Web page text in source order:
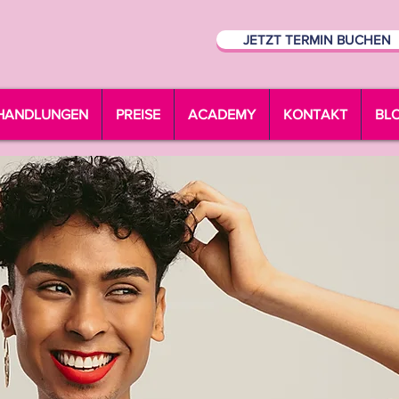
JETZT TERMIN BUCHEN
PREISE ACADEMY KONTAKT